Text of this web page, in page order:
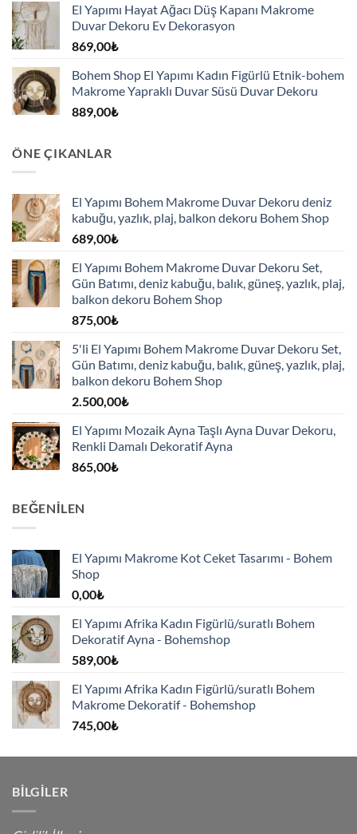
789,00₺.fiyat:
725,00₺.
El Yapımı Hayat Ağacı Düş Kapanı Makrome
Duvar Dekoru Ev Dekorasyon
869,00₺
Bohem Shop El Yapımı Kadın Figürlü Etnik-bohem
Makrome Yapraklı Duvar Süsü Duvar Dekoru
889,00₺
ÖNE ÇIKANLAR
El Yapımı Bohem Makrome Duvar Dekoru deniz
kabuğu, yazlık, plaj, balkon dekoru Bohem Shop
689,00₺
El Yapımı Bohem Makrome Duvar Dekoru Set,
Gün Batımı, deniz kabuğu, balık, güneş, yazlık, plaj,
balkon dekoru Bohem Shop
875,00₺
5'li El Yapımı Bohem Makrome Duvar Dekoru Set,
Gün Batımı, deniz kabuğu, balık, güneş, yazlık, plaj,
balkon dekoru Bohem Shop
2.500,00₺
El Yapımı Mozaik Ayna Taşlı Ayna Duvar Dekoru,
Renkli Damalı Dekoratif Ayna
865,00₺
BEĞENILEN
El Yapımı Makrome Kot Ceket Tasarımı - Bohem
Shop
0,00₺
El Yapımı Afrika Kadın Figürlü/suratlı Bohem
Dekoratif Ayna - Bohemshop
589,00₺
El Yapımı Afrika Kadın Figürlü/suratlı Bohem
Makrome Dekoratif - Bohemshop
745,00₺
BILGILER